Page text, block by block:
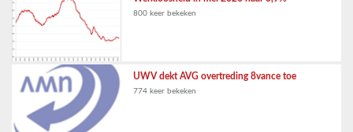
800 keer bekeken
UWV dekt AVG overtreding 8vance toe
774 keer bekeken